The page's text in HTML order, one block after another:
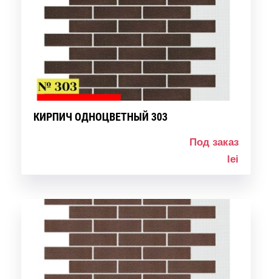
КИРПИЧ ОДНОЦВЕТНЫЙ 303
Под заказ
lei